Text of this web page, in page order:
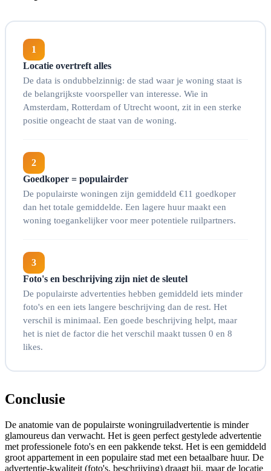
1
Locatie overtreft alles
De data is ondubbelzinnig: de stad waar je woning staat is
de belangrijkste voorspeller van interesse. Wie in
Amsterdam, Rotterdam of Utrecht woont, zit in een sterke
positie ongeacht de staat van de woning.
2
Goedkoper = populairder
De populairste woningen zijn gemiddeld €11 goedkoper
dan het totale gemiddelde. Een lagere huur maakt een
woning toegankelijker voor meer potentiele ruilpartners.
3
Foto's en beschrijving zijn niet de sleutel
De populairste advertenties hebben gemiddeld iets minder
foto's en een iets langere beschrijving dan de rest. Het
verschil is minimaal. Een goede beschrijving helpt, maar
het is niet de factor die het verschil maakt tussen 0 en 8
likes.
Conclusie
De anatomie van de populairste woningruiladvertentie is minder
glamoureus dan verwacht. Het is geen perfect gestylede advertentie
met professionele foto's en een pakkende tekst. Het is een gemiddeld
groot appartement in een populaire stad met een betaalbare huur. De
advertentie-kwaliteit (foto's, beschrijving) draagt bij, maar de locatie